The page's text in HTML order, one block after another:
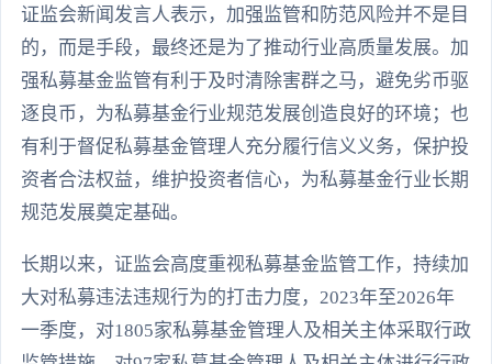
证监会新闻发言人表示，加强监管和防范风险并不是目
的，而是手段，最终还是为了推动行业高质量发展。加
强私募基金监管有利于及时清除害群之马，避免劣币驱
逐良币，为私募基金行业规范发展创造良好的环境；也
有利于督促私募基金管理人充分履行信义义务，保护投
资者合法权益，维护投资者信心，为私募基金行业长期
规范发展奠定基础。
长期以来，证监会高度重视私募基金监管工作，持续加
大对私募违法违规行为的打击力度，2023年至2026年
一季度，对1805家私募基金管理人及相关主体采取行政